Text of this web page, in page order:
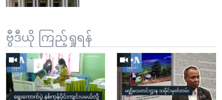
ဗွီဒီယို ကြည့်ရှုရန်